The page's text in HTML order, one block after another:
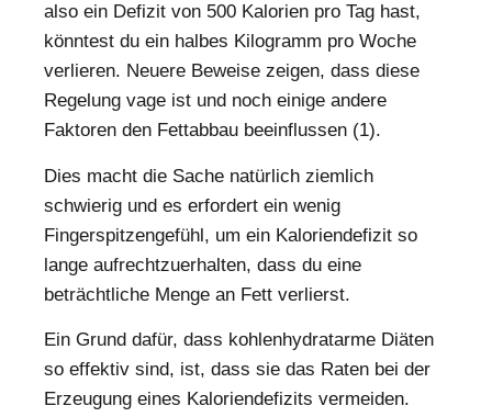
also ein Defizit von 500 Kalorien pro Tag hast,
könntest du ein halbes Kilogramm pro Woche
verlieren. Neuere Beweise zeigen, dass diese
Regelung vage ist und noch einige andere
Faktoren den Fettabbau beeinflussen (1).
Dies macht die Sache natürlich ziemlich
schwierig und es erfordert ein wenig
Fingerspitzengefühl, um ein Kaloriendefizit so
lange aufrechtzuerhalten, dass du eine
beträchtliche Menge an Fett verlierst.
Ein Grund dafür, dass kohlenhydratarme Diäten
so effektiv sind, ist, dass sie das Raten bei der
Erzeugung eines Kaloriendefizits vermeiden.